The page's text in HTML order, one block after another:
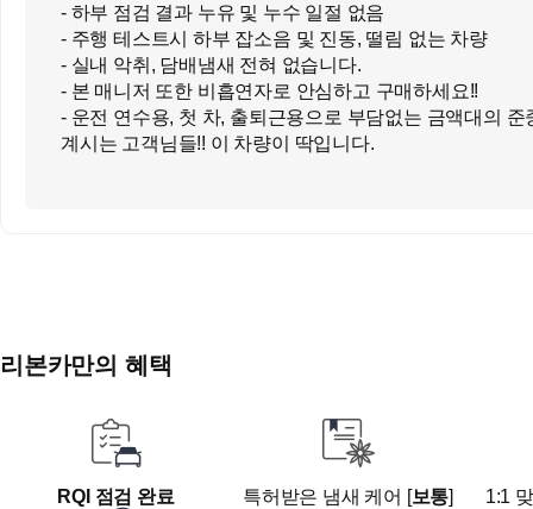
- 하부 점검 결과 누유 및 누수 일절 없음
- 주행 테스트시 하부 잡소음 및 진동, 떨림 없는 차량
- 실내 악취, 담배냄새 전혀 없습니다.
- 본 매니저 또한 비흡연자로 안심하고 구매하세요!!
- 운전 연수용, 첫 차, 출퇴근용으로 부담없는 금액대의 준
계시는 고객님들!! 이 차량이 딱입니다.
의 이전 이력 제외, 실질적인 전 차주분은 3분 밖에 되지
- 해당 차량이 10년차 접어든 것을 감안했을 때 전혀 소유
● 오직 고객님만을 위한, 유튜브 실시간 라이브 상담 가능!
라이브 상담 진행 후 구매시 전 차량 탁송료 무료!!
리본카만의 혜택
RQI 점검 완료 특허받은 냄새 케어 [보통] 1:1